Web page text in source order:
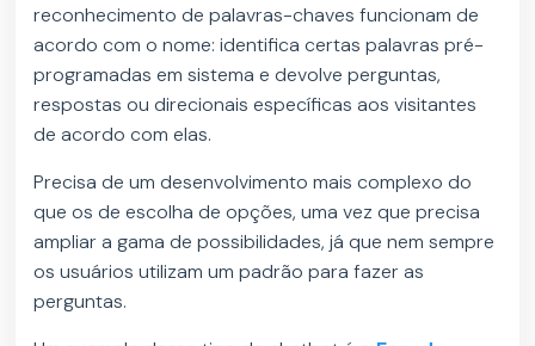
reconhecimento de palavras-chaves funcionam de
acordo com o nome: identifica certas palavras pré-
programadas em sistema e devolve perguntas,
respostas ou direcionais específicas aos visitantes
de acordo com elas.
Precisa de um desenvolvimento mais complexo do
que os de escolha de opções, uma vez que precisa
ampliar a gama de possibilidades, já que nem sempre
os usuários utilizam um padrão para fazer as
perguntas.